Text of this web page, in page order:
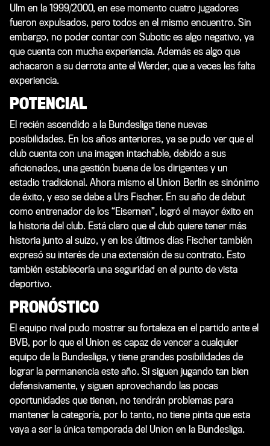
Ulm en la 1999/2000, en ese momento cuatro jugadores
fueron expulsados, pero todos en el mismo encuentro. Sin
embargo, no poder contar con Subotic es algo negativo, ya
que cuenta con mucha experiencia. Además es algo que
achacaron a su derrota ante el Werder, que a veces les falta
experiencia.
POTENCIAL
El recién ascendido a la Bundesliga tiene nuevas
posibilidades. En los años anteriores, ya se pudo ver que el
club cuenta con una imagen intachable, debido a sus
aficionados, una gestión buena de los dirigentes y un
estadio tradicional. Ahora mismo el Union Berlin es sinónimo
de éxito, y eso se debe a Urs Fischer. En su año de debut
como entrenador de los “Eisernen”, logró el mayor éxito en
la historia del club. Está claro que el club quiere tener más
historia junto al suizo, y en los últimos días Fischer también
expresó su interés de una extensión de su contrato. Esto
también establecería una seguridad en el punto de vista
deportivo.
PRONÓSTICO
El equipo rival pudo mostrar su fortaleza en el partido ante el
BVB, por lo que el Union es capaz de vencer a cualquier
equipo de la Bundesliga, y tiene grandes posibilidades de
lograr la permanencia este año. Si siguen jugando tan bien
defensivamente, y siguen aprovechando las pocas
oportunidades que tienen, no tendrán problemas para
mantener la categoría, por lo tanto, no tiene pinta que esta
vaya a ser la única temporada del Union en la Bundesliga.